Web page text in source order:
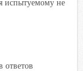
испытуемому не
ответов